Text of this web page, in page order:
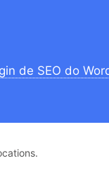
de SEO do